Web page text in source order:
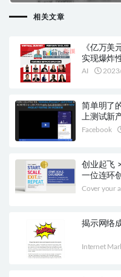
相关文章
《亿万美
实现爆炸
的PPC策
AI
简单明了
上测试新
Facebook
创业起飞
一位连环
Cover your
揭示网络
Internet